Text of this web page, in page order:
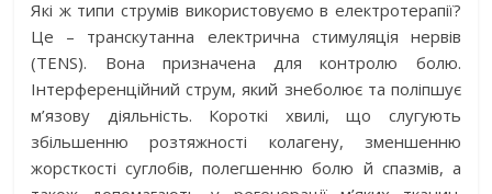
Які ж типи струмів використовуємо в електротерапії?
Це – транскутанна електрична стимуляція нервів
(TENS). Вона призначена для контролю болю.
Інтерференційний струм, який знеболює та поліпшує
м’язову діяльність. Короткі хвилі, що слугують
збільшенню розтяжності колагену, зменшенню
жорсткості суглобів, полегшенню болю й спазмів, а